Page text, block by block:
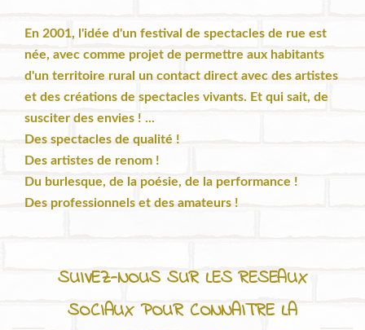
En 2001, l'idée d'un festival de spectacles de rue est
née, avec comme projet de permettre aux habitants
d'un territoire rural un contact direct avec des artistes
et des créations de spectacles vivants. Et qui sait, de
susciter des envies ! ...
Des spectacles de qualité !
Des artistes de renom !
Du burlesque, de la poésie, de la performance !
Des professionnels et des amateurs !
SUIVEZ-NOUS SUR LES RESEAUX
SOCIAUX POUR CONNAITRE LA